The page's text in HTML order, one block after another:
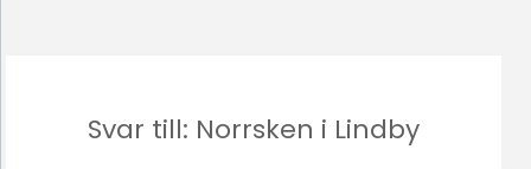
Svar till: Norrsken i Lindby